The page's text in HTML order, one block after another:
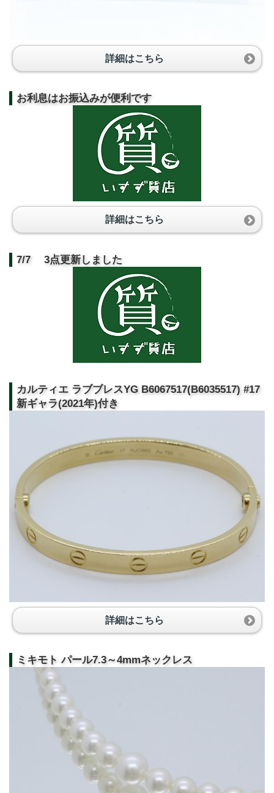
詳細はこちら
お利息はお振込みが便利です
詳細はこちら
7/7 3点更新しました
カルティエ ラブブレスYG B6067517(B6035517) #17
新ギャラ(2021年)付き
詳細はこちら
ミキモト パール7.3～4mmネックレス